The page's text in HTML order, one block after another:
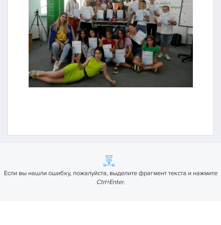
Если вы нашли ошибку, пожалуйста, выделите фрагмент текста и нажмите
Ctrl+Enter.